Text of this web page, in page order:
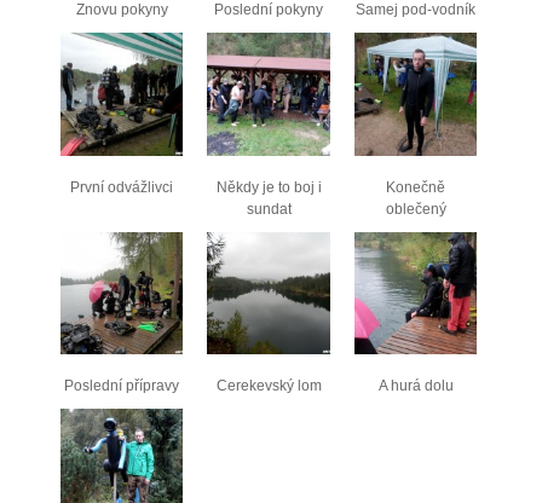
Znovu pokyny Poslední pokyny Samej pod-vodník
První odvážlivci
Někdy je to boj i
sundat
Konečně
oblečený
Poslední přípravy Cerekevský lom A hurá dolu